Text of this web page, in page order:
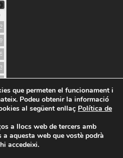
2
9
que permeten el funcionament i
Podeu obtenir la informació
al següent enllaç Política de
a llocs web de tercers amb
aquesta web que vostè podrà
accedeixi.